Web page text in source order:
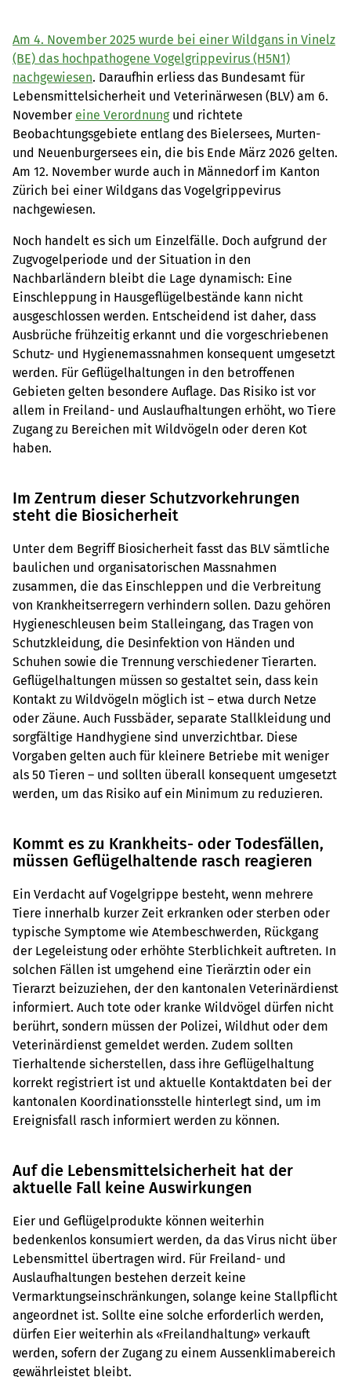
Am 4. November 2025 wurde bei einer Wildgans in Vinelz
(BE) das hochpathogene Vogelgrippevirus (H5N1)
nachgewiesen. Daraufhin erliess das Bundesamt für
Lebensmittelsicherheit und Veterinärwesen (BLV) am 6.
November eine Verordnungund richtete
Beobachtungsgebiete entlang des Bielersees, Murten-
und Neuenburgersees ein, die bis Ende März 2026 gelten.
Am 12. November wurde auch in Männedorf im Kanton
Zürich bei einer Wildgans das Vogelgrippevirus
nachgewiesen.
Noch handelt es sich um Einzelfälle. Doch aufgrund der
Zugvogelperiode und der Situation in den
Nachbarländern bleibt die Lage dynamisch: Eine
Einschleppung in Hausgeflügelbestände kann nicht
ausgeschlossen werden. Entscheidend ist daher, dass
Ausbrüche frühzeitig erkannt und die vorgeschriebenen
Schutz- und Hygienemassnahmen konsequent umgesetzt
werden. Für Geflügelhaltungen in den betroffenen
Gebieten gelten besondere Auflage. Das Risiko ist vor
allem in Freiland- und Auslaufhaltungen erhöht, wo Tiere
Zugang zu Bereichen mit Wildvögeln oder deren Kot
haben.
Im Zentrum dieser Schutzvorkehrungen
steht die Biosicherheit
Unter dem Begriff Biosicherheit fasst das BLV sämtliche
baulichen und organisatorischen Massnahmen
zusammen, die das Einschleppen und die Verbreitung
von Krankheitserregern verhindern sollen. Dazu gehören
Hygieneschleusen beim Stalleingang, das Tragen von
Schutzkleidung, die Desinfektion von Händen und
Schuhen sowie die Trennung verschiedener Tierarten.
Geflügelhaltungen müssen so gestaltet sein, dass kein
Kontakt zu Wildvögeln möglich ist – etwa durch Netze
oder Zäune. Auch Fussbäder, separate Stallkleidung und
sorgfältige Handhygiene sind unverzichtbar. Diese
Vorgaben gelten auch für kleinere Betriebe mit weniger
als 50 Tieren – und sollten überall konsequent umgesetzt
werden, um das Risiko auf ein Minimum zu reduzieren.
Kommt es zu Krankheits- oder Todesfällen,
müssen Geflügelhaltende rasch reagieren
Ein Verdacht auf Vogelgrippe besteht, wenn mehrere
Tiere innerhalb kurzer Zeit erkranken oder sterben oder
typische Symptome wie Atembeschwerden, Rückgang
der Legeleistung oder erhöhte Sterblichkeit auftreten. In
solchen Fällen ist umgehend eine Tierärztin oder ein
Tierarzt beizuziehen, der den kantonalen Veterinärdienst
informiert. Auch tote oder kranke Wildvögel dürfen nicht
berührt, sondern müssen der Polizei, Wildhut oder dem
Veterinärdienst gemeldet werden. Zudem sollten
Tierhaltende sicherstellen, dass ihre Geflügelhaltung
korrekt registriert ist und aktuelle Kontaktdaten bei der
kantonalen Koordinationsstelle hinterlegt sind, um im
Ereignisfall rasch informiert werden zu können.
Auf die Lebensmittelsicherheit hat der
aktuelle Fall keine Auswirkungen
Eier und Geflügelprodukte können weiterhin
bedenkenlos konsumiert werden, da das Virus nicht über
Lebensmittel übertragen wird. Für Freiland- und
Auslaufhaltungen bestehen derzeit keine
Vermarktungseinschränkungen, solange keine Stallpflicht
angeordnet ist. Sollte eine solche erforderlich werden,
dürfen Eier weiterhin als «Freilandhaltung» verkauft
werden, sofern der Zugang zu einem Aussenklimabereich
gewährleistet bleibt.